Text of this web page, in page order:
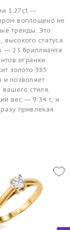
1.27ct —
воплощено не
тренды. Это
высокого статуса
— 23 бриллианта
огранки
золото 585
и позволяет
стиля.
вес — 9.34 г, и
привлекая